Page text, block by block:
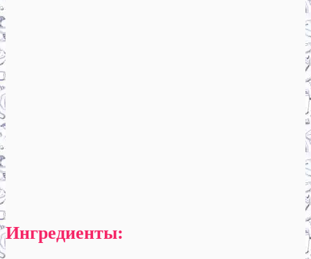
Ингредиенты: